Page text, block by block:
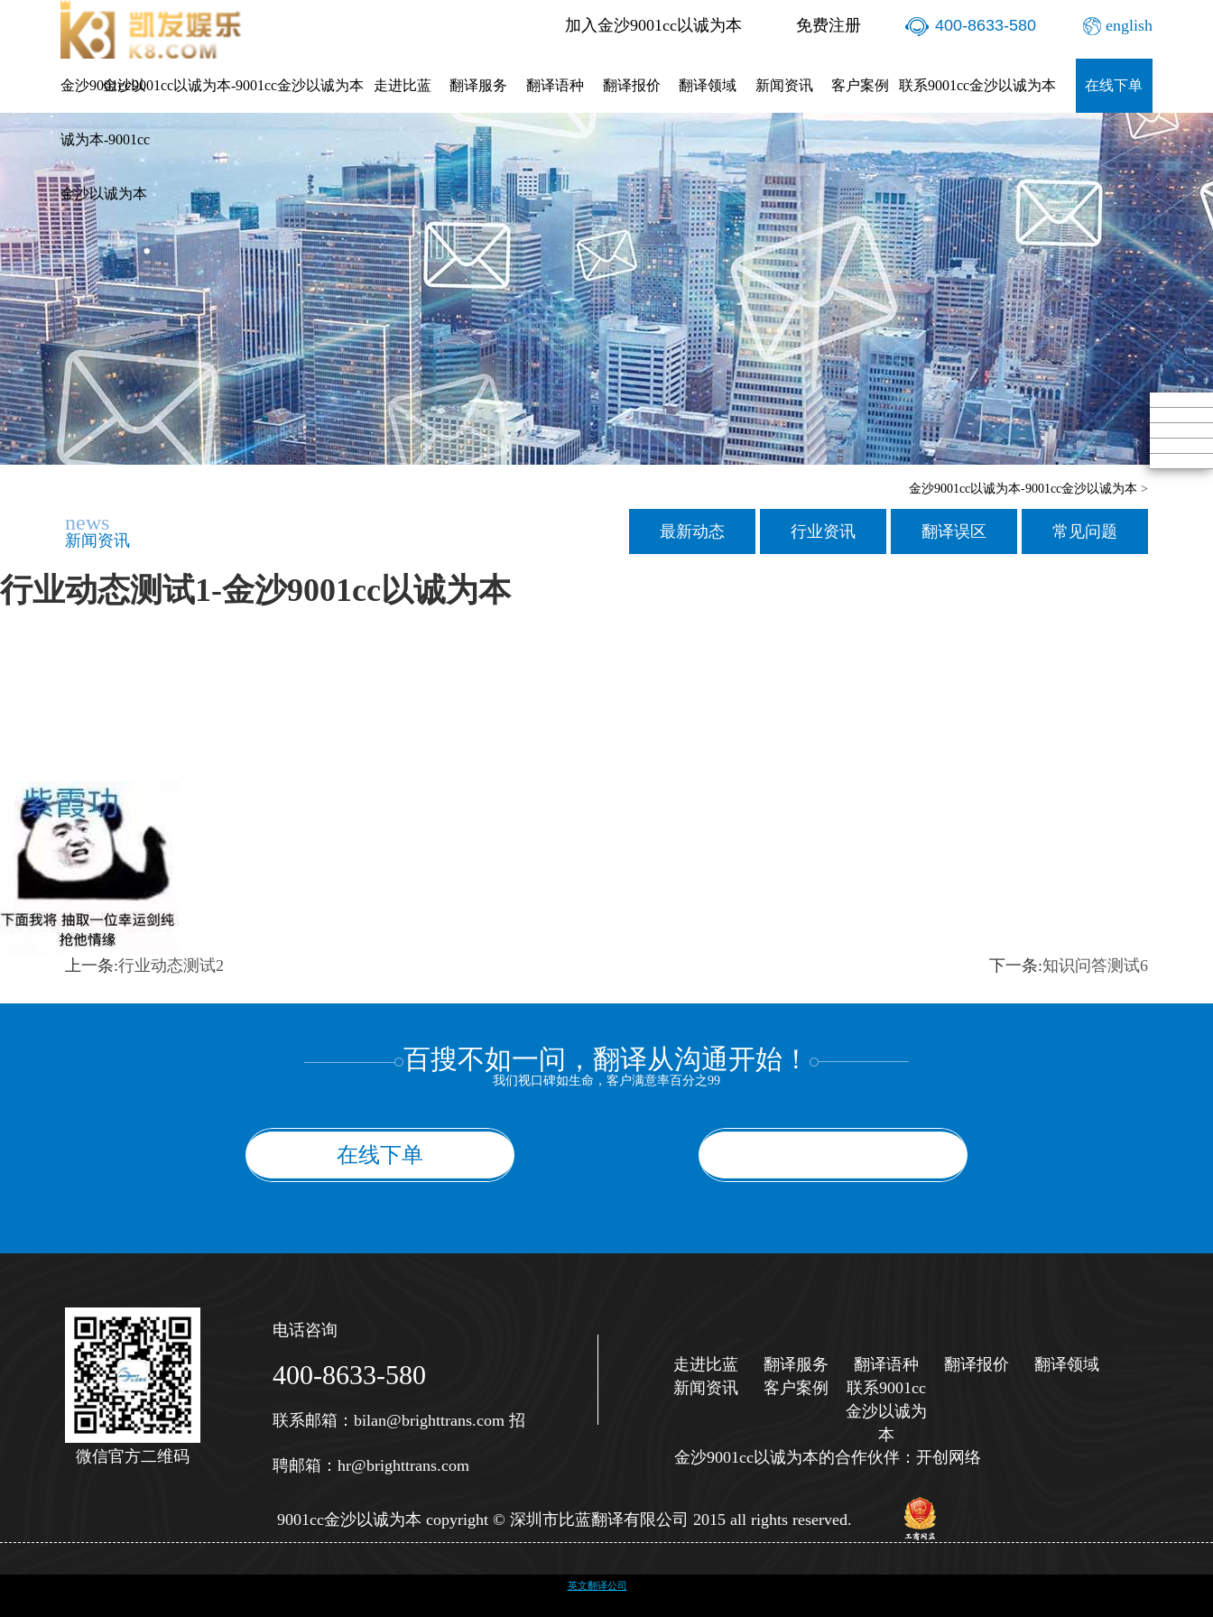
加入金沙9001cc以诚为本 免费注册 400-8633-580 english
金沙9001cc以
诚为本-9001cc
金沙以诚为本
金沙9001cc以诚为本-9001cc金沙以诚为本 走进比蓝 翻译服务 翻译语种 翻译报价 翻译领域 新闻资讯 客户案例 联系9001cc金沙以诚为本 在线下单
金沙9001cc以诚为本-9001cc金沙以诚为本 >
news
新闻资讯 最新动态 行业资讯 翻译误区 常见问题
行业动态测试1-金沙9001cc以诚为本
上一条:行业动态测试2 下一条:知识问答测试6
百搜不如一问，翻译从沟通开始！
我们视口碑如生命，客户满意率百分之99
在线下单
微信官方二维码
电话咨询
400-8633-580
联系邮箱： bilan@brighttrans.com 招
聘邮箱： hr@brighttrans.com
走进比蓝 翻译服务 翻译语种 翻译报价
翻译领域
新闻资讯
客户案例
联系9001cc
金沙以诚为
本
金沙9001cc以诚为本的合作伙伴：开创网络
9001cc金沙以诚为本 copyright © 深圳市比蓝翻译有限公司 2015 all rights reserved.
英文翻译公司